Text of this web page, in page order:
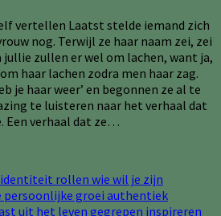
vertellen Laatst stelde iemand zich
nog. Terwijl ze haar naam zei, zei
jullie zullen er wel om lachen, want ja,
haar lachen zodra men haar zag.
je haar weer’ en begonnen ze al te
te luisteren naar het verhaal dat
Een verhaal dat ze…